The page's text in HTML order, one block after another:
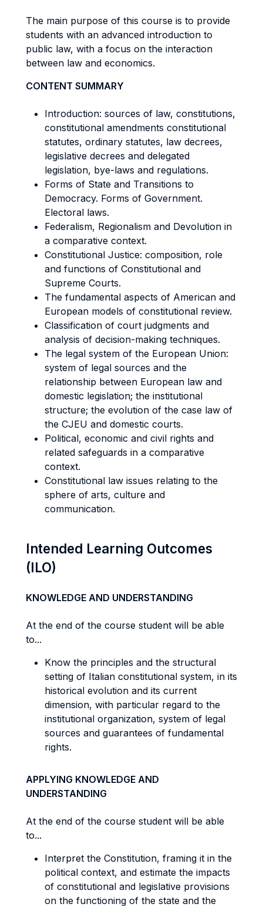
The main purpose of this course is to provide
students with an advanced introduction to
public law, with a focus on the interaction
between law and economics.
CONTENT SUMMARY
Introduction: sources of law, constitutions,
constitutional amendments constitutional
statutes, ordinary statutes, law decrees,
legislative decrees and delegated
legislation, bye-laws and regulations.
Forms of State and Transitions to
Democracy. Forms of Government.
Electoral laws.
Federalism, Regionalism and Devolution in
a comparative context.
Constitutional Justice: composition, role
and functions of Constitutional and
Supreme Courts.
The fundamental aspects of American and
European models of constitutional review.
Classification of court judgments and
analysis of decision-making techniques.
The legal system of the European Union:
system of legal sources and the
relationship between European law and
domestic legislation; the institutional
structure; the evolution of the case law of
the CJEU and domestic courts.
Political, economic and civil rights and
related safeguards in a comparative
context.
Constitutional law issues relating to the
sphere of arts, culture and
communication.
Intended Learning Outcomes
(ILO)
KNOWLEDGE AND UNDERSTANDING
At the end of the course student will be able
to...
Know the principles and the structural
setting of Italian constitutional system, in its
historical evolution and its current
dimension, with particular regard to the
institutional organization, system of legal
sources and guarantees of fundamental
rights.
APPLYING KNOWLEDGE AND
UNDERSTANDING
At the end of the course student will be able
to...
Interpret the Constitution, framing it in the
political context, and estimate the impacts
of constitutional and legislative provisions
on the functioning of the state and the